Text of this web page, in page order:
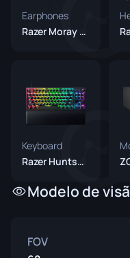
Earphones
Razer Moray Black
Keyboard
Razer Huntsman V3 Pro TKL Black
Modelo de
FOV